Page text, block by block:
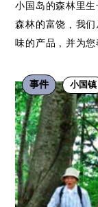
小国岛的森林里
森林的富饶，我
味的产品，并为您
事件 小国镇